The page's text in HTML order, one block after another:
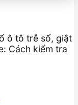
ô tô trễ số, giật
Cách kiểm tra